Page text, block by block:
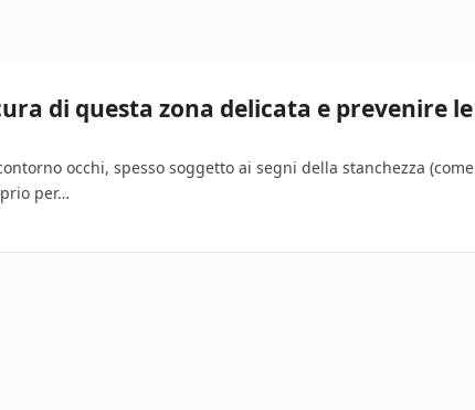
di questa zona delicata e prevenire le
occhi, spesso soggetto ai segni della stanchezza (come
per…